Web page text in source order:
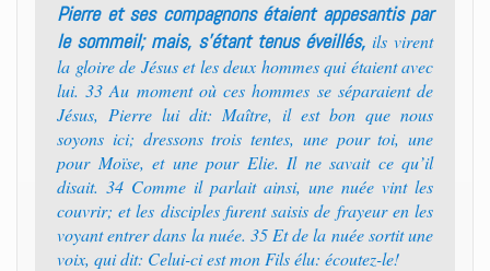
Pierre et ses compagnons étaient appesantis par
le sommeil; mais, s’étant tenus éveillés, ils virent
la gloire de Jésus et les deux hommes qui étaient avec
lui. 33 Au moment où ces hommes se séparaient de
Jésus, Pierre lui dit: Maître, il est bon que nous
soyons ici; dressons trois tentes, une pour toi, une
pour Moïse, et une pour Elie. Il ne savait ce qu’il
disait. 34 Comme il parlait ainsi, une nuée vint les
couvrir; et les disciples furent saisis de frayeur en les
voyant entrer dans la nuée. 35 Et de la nuée sortit une
voix, qui dit: Celui-ci est mon Fils élu: écoutez-le!